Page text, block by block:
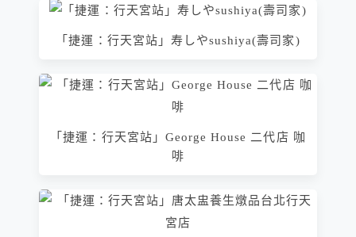
「捷運：行天宮站」寿しやsushiya(壽司家)
「捷運：行天宮站」George House 二代店 咖
啡